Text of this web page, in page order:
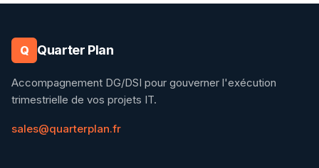
Q Quarter Plan
Accompagnement DG/DSI pour gouverner l'exécution
trimestrielle de vos projets IT.
sales@quarterplan.fr